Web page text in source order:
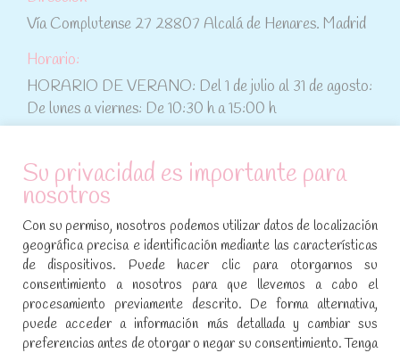
Vía Complutense 27 28807 Alcalá de Henares. Madrid
Horario:
HORARIO DE VERANO: Del 1 de julio al 31 de agosto:
De lunes a viernes: De 10:30 h a 15:00 h
ATENCIÓN AL CLIENTE
Condiciones de compra
Aviso legal y política de privacidad
Política de cookies
SÍGUENOS EN REDES SOCIALES
Su privacidad es importante para
nosotros
Con su permiso, nosotros podemos utilizar datos de localización
geográfica precisa e identificación mediante las características
de dispositivos. Puede hacer clic para otorgarnos su
consentimiento a nosotros para que llevemos a cabo el
procesamiento previamente descrito. De forma alternativa,
puede acceder a información más detallada y cambiar sus
preferencias antes de otorgar o negar su consentimiento. Tenga